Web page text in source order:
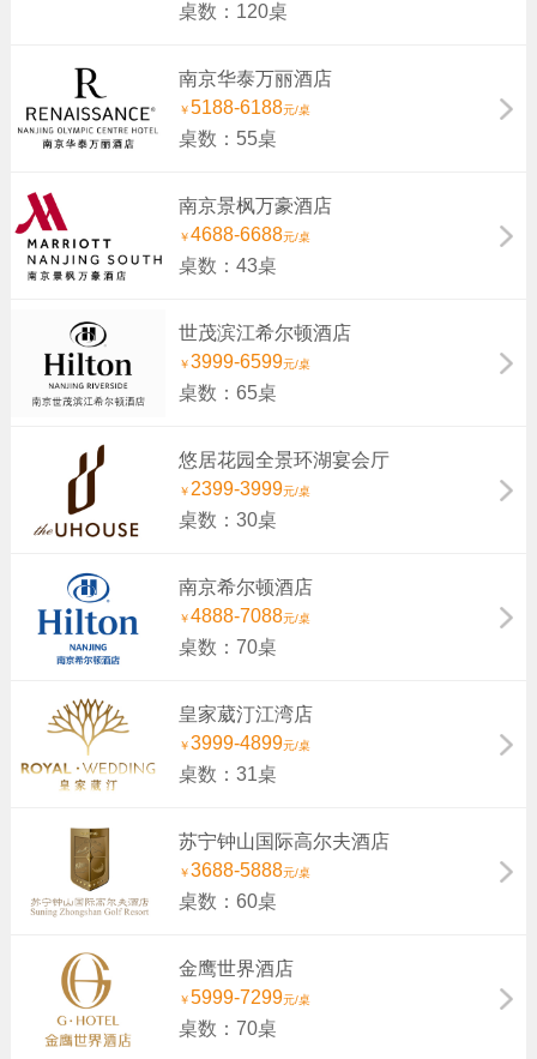
桌数：120桌
南京华泰万丽酒店
￥5188-6188元/桌
桌数：55桌
南京景枫万豪酒店
￥4688-6688元/桌
桌数：43桌
世茂滨江希尔顿酒店
￥3999-6599元/桌
桌数：65桌
悠居花园全景环湖宴会厅
￥ 2399-3999元/桌
桌数：30桌
南京希尔顿酒店
￥4888-7088元/桌
桌数：70桌
皇家葳汀江湾店
￥3999-4899元/桌
桌数：31桌
苏宁钟山国际高尔夫酒店
￥3688-5888元/桌
桌数：60桌
金鹰世界酒店
￥5999-7299元/桌
桌数：70桌